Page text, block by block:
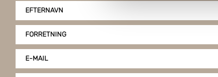
på vores hjemmeside, giver
EFTERNAVN
FORRETNING
E-MAIL